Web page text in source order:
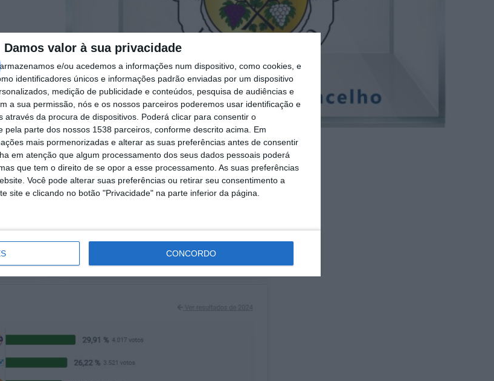
Damos valor à sua privacidade
armazenamos e/ou acedemos a informações num dispositivo, como cookies, e
identificadores únicos e informações padrão enviadas por um dispositivo
medição de publicidade e conteúdos, pesquisa de audiências e
a sua permissão, nós e os nossos parceiros poderemos usar identificação e
através da procura de dispositivos. Poderá clicar para consentir o
pela parte dos nossos 1538 parceiros, conforme descrito acima. Em
mais pormenorizadas e alterar as suas preferências antes de consentir
em atenção que algum processamento dos seus dados pessoais poderá
que tem o direito de se opor a esse processamento. As suas preferências
Você pode alterar suas preferências ou retirar seu consentimento a
site e clicando no botão "Privacidade" na parte inferior da página.
CONCORDO
tendo obtido 29,91%, equivalente a 4.017
e em terceiro o PS com 3.232 votos (24,07%).